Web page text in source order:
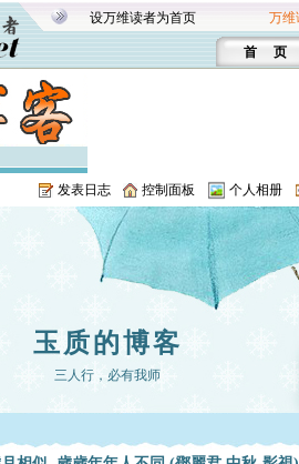
设万维读者为首页 万维
首 页
发表日志 控制面板 个人相册
玉质的博客
三人行，必有我师